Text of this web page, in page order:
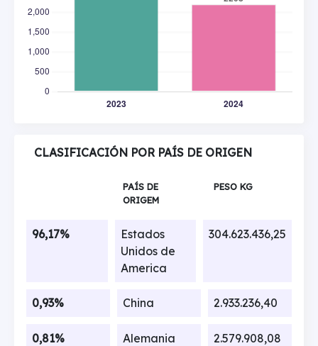
CLASIFICACIÓN POR PAÍS DE ORIGEN
PAÍS DE
ORIGEM
PESO KG
96,17%
Estados
Unidos de
America
304.623.436,25
0,93% China 2.933.236,40
0,81% Alemania 2.579.908,08